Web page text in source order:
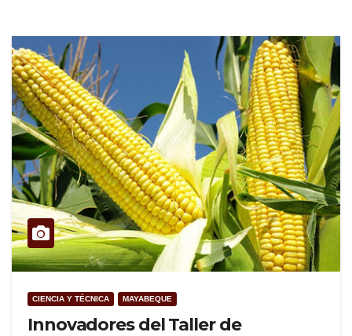
CIENCIA Y TÉCNICA MAYABEQUE
Innovadores del Taller de